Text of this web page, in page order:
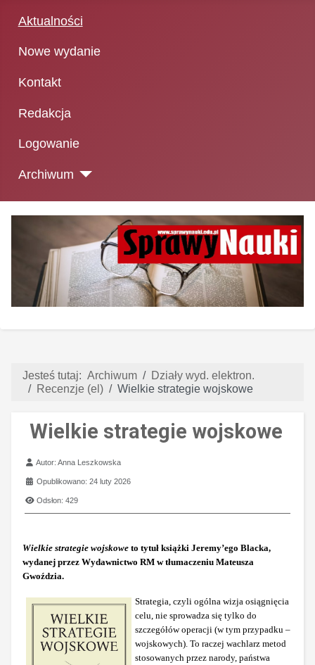
Aktualności
Nowe wydanie
Kontakt
Redakcja
Logowanie
Archiwum
Jesteś tutaj: Archiwum
Działy wyd. elektron.
Recenzje (el)
Wielkie strategie wojskowe
Wielkie strategie wojskowe
Szczegóły
Autor:Anna Leszkowska
Opublikowano: 24 luty 2026
Odsłon: 429
Wielkie strategie wojskowe to tytuł książki Jeremy’ego Blacka,
wydanej przez Wydawnictwo RM w tłumaczeniu Mateusza
Gwoździa.
Strategia, czyli ogólna wizja osiągnięcia
celu, nie sprowadza się tylko do
szczegółów operacji (w tym przypadku –
wojskowych). To raczej wachlarz metod
stosowanych przez narody, państwa